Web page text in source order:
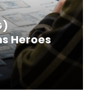
Heroes